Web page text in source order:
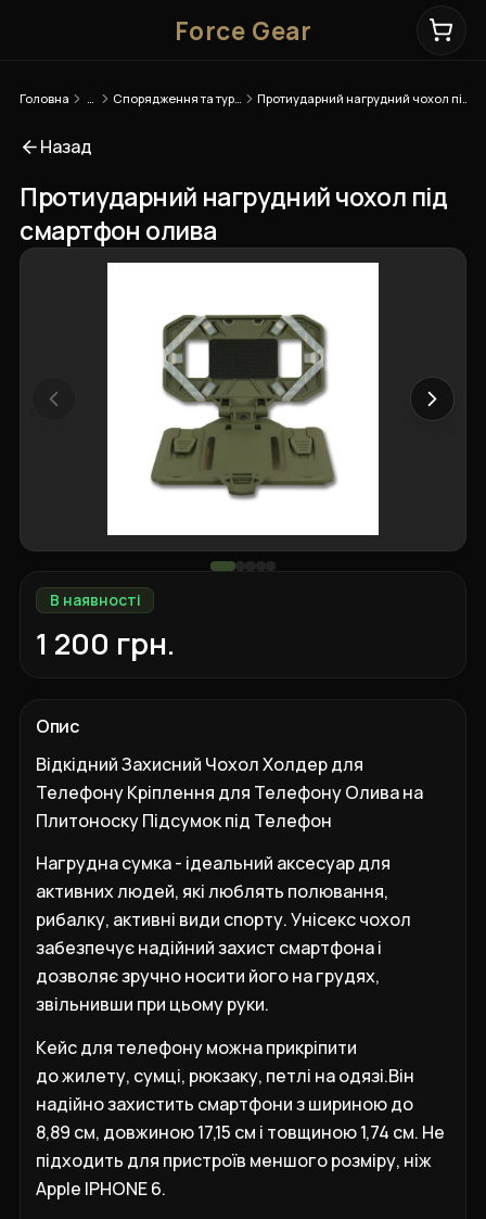
Force Gear
Головна Спорядження та туризм
Назад
Протиударний нагрудний чохол під
смартфон олива
В наявності
1 200 грн.
Опис
Відкідний Захисний Чохол Холдер для
Телефону Кріплення для Телефону Олива на
Плитоноску Підсумок під Телефон
Нагрудна сумка - ідеальний аксесуар для
активних людей, які люблять полювання,
рибалку, активні види спорту. Унісекс чохол
забезпечує надійний захист смартфона і
дозволяє зручно носити його на грудях,
звільнивши при цьому руки.
Кейс для телефону можна прикріпити
до жилету, сумці, рюкзаку, петлі на одязі.Він
надійно захистить смартфони з шириною до
8,89 см, довжиною 17,15 см і товщиною 1,74 см. Не
підходить для пристроїв меншого розміру, ніж
Apple IPHONE 6.